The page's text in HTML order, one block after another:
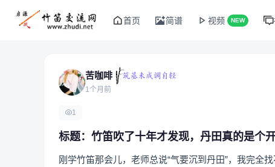
首页 简谱 视频 NEW
苦咖啡
1个月前
1
标题：竹笛吹了十年才发现，丹田真的是个
刚学竹笛那会儿，老师总说“气要沉到丹田”，我完全